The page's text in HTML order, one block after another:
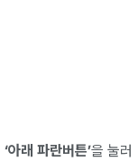
‘아래 파란버튼’을 눌러